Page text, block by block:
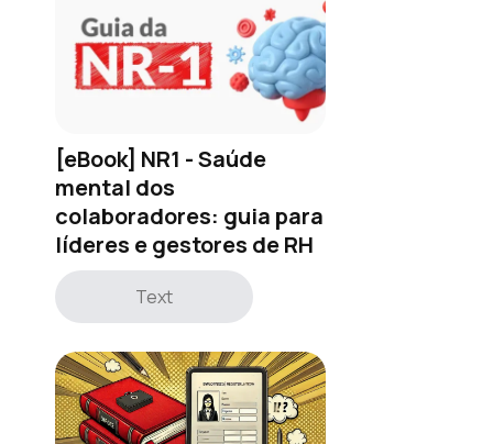
[eBook] NR1 - Saúde
mental dos
colaboradores: guia para
líderes e gestores de RH
Text